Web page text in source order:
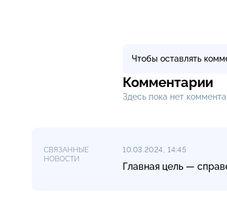
Чтобы оставлять
Комментарии
Здесь пока нет
СВЯЗАННЫЕ
НОВОСТИ
10.03.2024, 14:45
Главная цель —